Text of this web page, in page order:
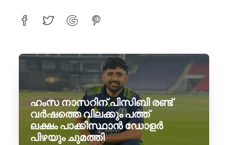
ഹംസ നാസറിന് പിസിബി രണ്ട്
വർഷത്തെ വിലക്കും പത്ത്
ലക്ഷം പാക്കിസ്ഥാൻ ഡോളർ
പിഴയും ചുമത്തി